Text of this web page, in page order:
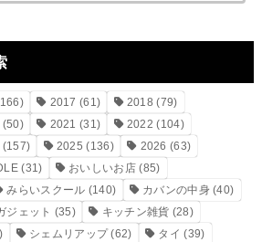
2017 (61) 2018 (79)
(50) 2021 (31) 2022 (104)
(157) 2025 (136) 2026 (63)
(31) おいしいお店(85)
みらいスクール (140) カバンの中身(40)
ジェット (35) キッチン雑貨 (28)
シェムリアップ(62) タイ (39)